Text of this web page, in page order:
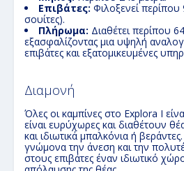
Επιβάτες: Φιλοξενεί περίπου
σουίτες).
Πλήρωμα: Διαθέτει περίπου
εξασφαλίζοντας μια υψηλή
επιβάτες και εξατομικευμένες
Διαμονή
Όλες οι καμπίνες στο Explora I
είναι ευρύχωρες και διαθέτουν
και ιδιωτικά μπαλκόνια ή
γνώμονα την άνεση και την
στους επιβάτες έναν ιδιωτικό